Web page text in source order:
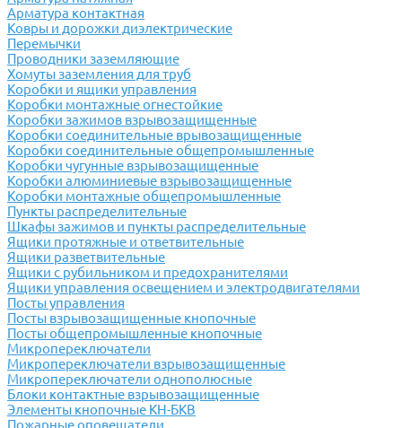
Арматура контактная
Ковры и дорожки диэлектрические
Перемычки
Проводники заземляющие
Хомуты заземления для труб
Коробки и ящики управления
Коробки монтажные огнестойкие
Коробки зажимов взрывозащищенные
Коробки соединительные врывозащищенные
Коробки соединительные общепромышленные
Коробки чугунные взрывозащищенные
Коробки алюминиевые взрывозащищенные
Коробки монтажные общепромышленные
Пункты распределительные
Шкафы зажимов и пункты распределительные
Ящики протяжные и ответвительные
Ящики разветвительные
Ящики с рубильником и предохранителями
Ящики управления освещением и электродвигателями
Посты управления
Посты взрывозащищенные кнопочные
Посты общепромышленные кнопочные
Микропереключатели
Микропереключатели взрывозащищенные
Микропереключатели однополюсные
Блоки контактные взрывозащищенные
Элементы кнопочные КН-БКВ
Пожарные оповещатели